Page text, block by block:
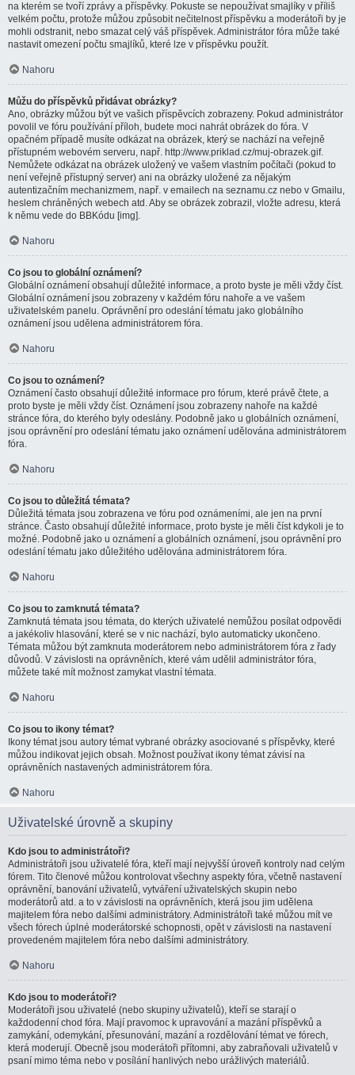
na kterém se tvoří zprávy a příspěvky. Pokuste se nepoužívat smajlíky v příliš
velkém počtu, protože můžou způsobit nečitelnost příspěvku a moderátoři by je
mohli odstranit, nebo smazat celý váš příspěvek. Administrátor fóra může také
nastavit omezení počtu smajlíků, které lze v příspěvku použít.
Nahoru
Můžu do příspěvků přidávat obrázky?
Ano, obrázky můžou být ve vašich příspěvcích zobrazeny. Pokud administrátor
povolil ve fóru používání příloh, budete moci nahrát obrázek do fóra. V
opačném případě musíte odkázat na obrázek, který se nachází na veřejně
přístupném webovém serveru, např. http://www.priklad.cz/muj-obrazek.gif.
Nemůžete odkázat na obrázek uložený ve vašem vlastním počítači (pokud to
není veřejně přístupný server) ani na obrázky uložené za nějakým
autentizačním mechanizmem, např. v emailech na seznamu.cz nebo v Gmailu,
heslem chráněných webech atd. Aby se obrázek zobrazil, vložte adresu, která
k němu vede do BBKódu [img].
Nahoru
Co jsou to globální oznámení?
Globální oznámení obsahují důležité informace, a proto byste je měli vždy číst.
Globální oznámení jsou zobrazeny v každém fóru nahoře a ve vašem
uživatelském panelu. Oprávnění pro odeslání tématu jako globálního
oznámení jsou udělena administrátorem fóra.
Nahoru
Co jsou to oznámení?
Oznámení často obsahují důležité informace pro fórum, které právě čtete, a
proto byste je měli vždy číst. Oznámení jsou zobrazeny nahoře na každé
stránce fóra, do kterého byly odeslány. Podobně jako u globálních oznámení,
jsou oprávnění pro odeslání tématu jako oznámení udělována administrátorem
fóra.
Nahoru
Co jsou to důležitá témata?
Důležitá témata jsou zobrazena ve fóru pod oznámeními, ale jen na první
stránce. Často obsahují důležité informace, proto byste je měli číst kdykoli je to
možné. Podobně jako u oznámení a globálních oznámení, jsou oprávnění pro
odeslání tématu jako důležitého udělována administrátorem fóra.
Nahoru
Co jsou to zamknutá témata?
Zamknutá témata jsou témata, do kterých uživatelé nemůžou posílat odpovědi
a jakékoliv hlasování, které se v nic nachází, bylo automaticky ukončeno.
Témata můžou být zamknuta moderátorem nebo administrátorem fóra z řady
důvodů. V závislosti na oprávněních, které vám udělil administrátor fóra,
můžete také mít možnost zamykat vlastní témata.
Nahoru
Co jsou to ikony témat?
Ikony témat jsou autory témat vybrané obrázky asociované s příspěvky, které
můžou indikovat jejich obsah. Možnost používat ikony témat závisí na
oprávněních nastavených administrátorem fóra.
Nahoru
Uživatelské úrovně a skupiny
Kdo jsou to administrátoři?
Administrátoři jsou uživatelé fóra, kteří mají nejvyšší úroveň kontroly nad celým
fórem. Tito členové můžou kontrolovat všechny aspekty fóra, včetně nastavení
oprávnění, banování uživatelů, vytváření uživatelských skupin nebo
moderátorů atd. a to v závislosti na oprávněních, která jsou jim udělena
majitelem fóra nebo dalšími administrátory. Administrátoři také můžou mít ve
všech fórech úplné moderátorské schopnosti, opět v závislosti na nastavení
provedeném majitelem fóra nebo dalšími administrátory.
Nahoru
Kdo jsou to moderátoři?
Moderátoři jsou uživatelé (nebo skupiny uživatelů), kteří se starají o
každodenní chod fóra. Mají pravomoc k upravování a mazání příspěvků a
zamykání, odemykání, přesunování, mazání a rozdělování témat ve fórech,
která moderují. Obecně jsou moderátoři přítomni, aby zabraňovali uživatelů v
psaní mimo téma nebo v posílání hanlivých nebo urážlivých materiálů.